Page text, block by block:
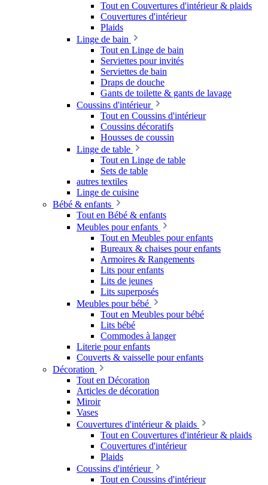
Tout en Couvertures d'intérieur & plaids
Couvertures d'intérieur
Plaids
Linge de bain
Tout en Linge de bain
Serviettes pour invités
Serviettes de bain
Draps de douche
Gants de toilette & gants de lavage
Coussins d'intérieur
Tout en Coussins d'intérieur
Coussins décoratifs
Housses de coussin
Linge de table
Tout en Linge de table
Sets de table
autres textiles
Linge de cuisine
Bébé & enfants
Tout en Bébé & enfants
Meubles pour enfants
Tout en Meubles pour enfants
Bureaux & chaises pour enfants
Armoires & Rangements
Lits pour enfants
Lits de jeunes
Lits superposés
Meubles pour bébé
Tout en Meubles pour bébé
Lits bébé
Commodes à langer
Literie pour enfants
Couverts & vaisselle pour enfants
Décoration
Tout en Décoration
Articles de décoration
Miroir
Vases
Couvertures d'intérieur & plaids
Tout en Couvertures d'intérieur & plaids
Couvertures d'intérieur
Plaids
Coussins d'intérieur
Tout en Coussins d'intérieur